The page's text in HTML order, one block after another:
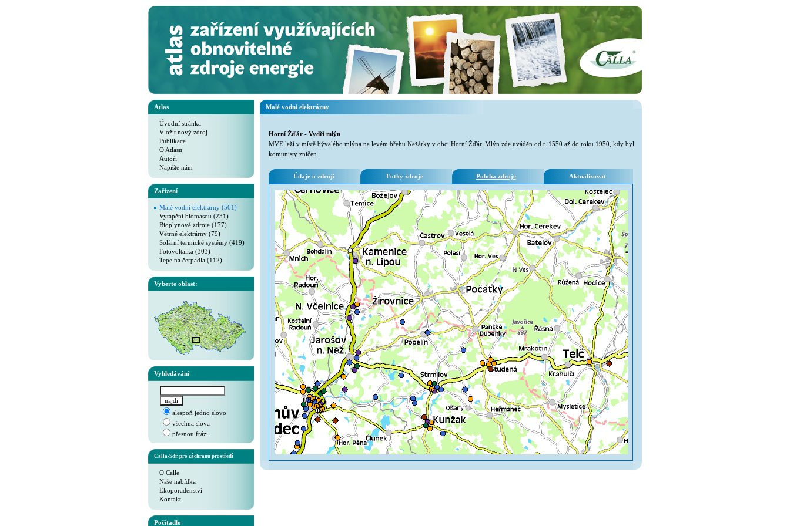
Atlas
Úvodní stránka
Vložit nový zdroj
Publikace
O Atlasu
Autoři
Napište nám
Zařízení
Malé vodní elektrárny (561)
Vytápění biomasou (231)
Bioplynové zdroje (177)
Větrné elektrárny (79)
Solární termické systémy (419)
Fotovoltaika (303)
Tepelná čerpadla (112)
Vyberte oblast:
Vyhledávání
alespoň jedno slovo
všechna slova
přesnou frázi
Calla-Sdr. pro záchranu prostředí
O Calle
Naše nabídka
Ekoporadenství
Kontakt
Počítadlo
Malé vodní elektrárny
Horní Žďár - Vydří mlýn
MVE leží v místě bývalého mlýna na levém břehu Nežárky v obci Horní Žďár. Mlýn zde uváděn od r. 1550 až do roku 1950, kdy byl
komunisty zničen.
Údaje o zdroji Fotky zdroje Poloha zdroje Aktualizovat